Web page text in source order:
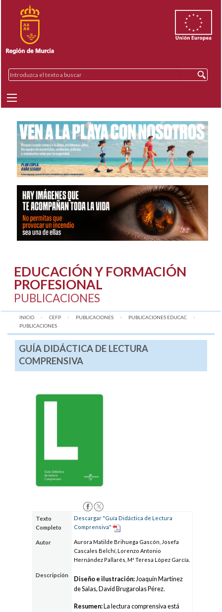
EDUCACIÓN Y FORMACIÓN
PROFESIONAL
PUBLICACIONES
INICIO CEFP PUBLICACIONES
PUBLICACIONES EDUCAC
AQUÍ:
PUBLICACIONES
GUÍA DIDÁCTICA DE LECTURA
COMPRENSIVA
Texto
Completo
Descargar "Guía Didáctica de Lectura
Comprensiva"
Autor
Aurora Matilde Brihuega Gascón, Josefa
Cascales Belchí, Lorenzo Antonio
Hernández Pallarés, Mª Teresa López García.
Descripción
Diseño e ilustración: Joaquín Martínez
de Salas, David Brugarolas Pérez.
Resumen: La lectura comprensiva está